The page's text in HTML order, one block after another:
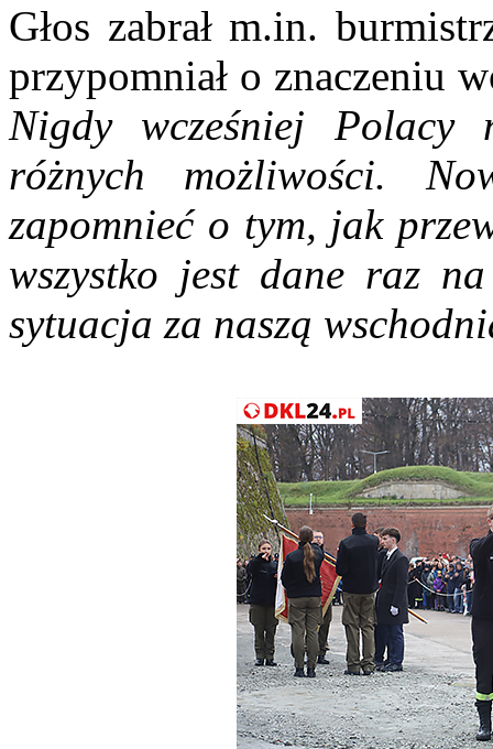
Głos zabrał m.in.
przypomniał o znaczeniu
Nigdy wcześniej
różnych możliwości.
zapomnieć o tym, jak
wszystko jest dane raz
sytuacja za naszą